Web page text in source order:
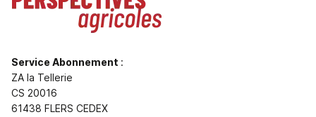
Service Abonnement :
ZA la Tellerie
CS 20016
61438 FLERS CEDEX